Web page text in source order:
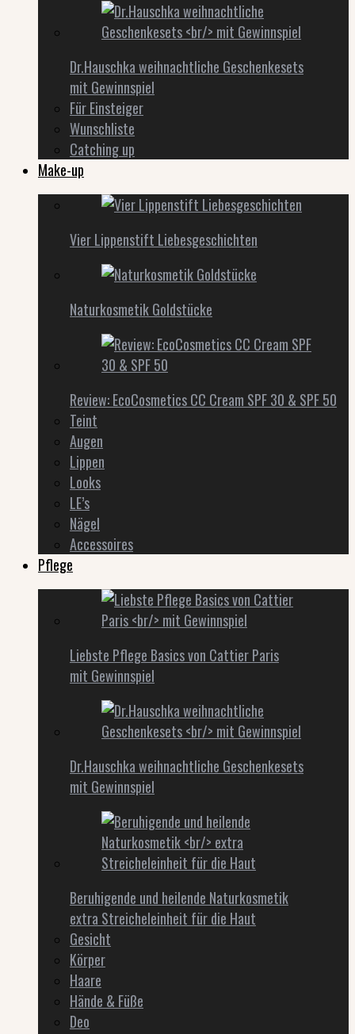
Dr.Hauschka weihnachtliche Geschenkesets
mit Gewinnspiel
Für Einsteiger
Wunschliste
Catching up
Make-up
Vier Lippenstift Liebesgeschichten
Naturkosmetik Goldstücke
Review: EcoCosmetics CC Cream SPF 30 & SPF 50
Teint
Augen
Lippen
Looks
LE’s
Nägel
Accessoires
Pflege
Liebste Pflege Basics von Cattier Paris
mit Gewinnspiel
Dr.Hauschka weihnachtliche Geschenkesets
mit Gewinnspiel
Beruhigende und heilende Naturkosmetik
extra Streicheleinheit für die Haut
Gesicht
Körper
Haare
Hände & Füße
Deo